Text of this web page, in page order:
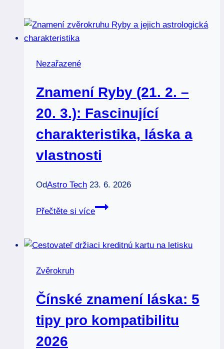
kroků
meditace
Nezařazené
Znamení Ryby (21. 2. –
20. 3.): Fascinující
charakteristika, láska a
vlastnosti
OdAstro Tech 23. 6. 2026
Přečtěte si více
Znamení
2.
Fascinující
charakteristika,
láska
Zvěrokruh
Čínské znamení láska: 5
tipy pro kompatibilitu
2026